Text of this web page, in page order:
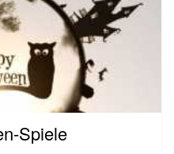
Spiele